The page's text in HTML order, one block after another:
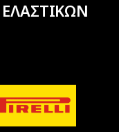
ΕΛΑΣΤΙΚΩΝ